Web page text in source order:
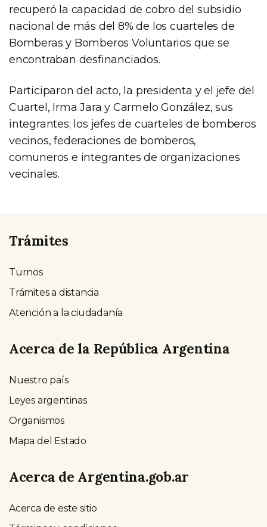
recuperó la capacidad de cobro del subsidio
nacional de más del 8% de los cuarteles de
Bomberas y Bomberos Voluntarios que se
encontraban desfinanciados.
Participaron del acto, la presidenta y el jefe del
Cuartel, Irma Jara y Carmelo González, sus
integrantes; los jefes de cuarteles de bomberos
vecinos, federaciones de bomberos,
comuneros e integrantes de organizaciones
vecinales.
Trámites
Turnos
Trámites a distancia
Atención a la ciudadanía
Acerca de la República Argentina
Nuestro país
Leyes argentinas
Organismos
Mapa del Estado
Acerca de Argentina.gob.ar
Acerca de este sitio